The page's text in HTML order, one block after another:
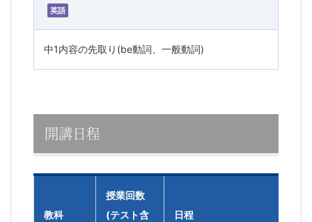
英語
中1内容の先取り(be動詞、一般動詞)
開講日程
教科
授業回数
(テスト含
日程